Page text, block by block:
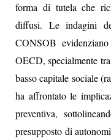
forma di tutela che
diffusi. Le indagini
CONSOB
OECD, specialmente
basso capitale sociale
ha affrontato le
preventiva,
presupposto di